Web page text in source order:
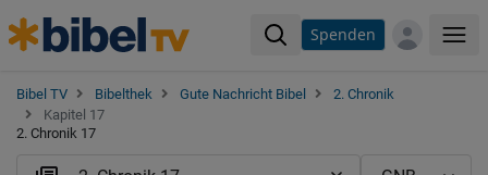
Spenden
Bibel TV Bibelthek Gute Nachricht Bibel
2. Chronik
Kapitel 17
2. Chronik 17